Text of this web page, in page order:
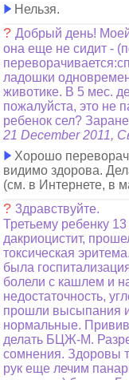
Нельзя.
?Добрый день!
она еще не сидит -
ладошки
животике. В 5 мес.
пожалуйста, это не
ребенок сел?
21 December 2011,
Хорошо
видимо здорова.
(см. в Интернете, в
?3дравствуйте.
Третьему ребенку
дакриоцистит,
токсическая
была
болели с кашлем и
недостаточность,
прошли высыпания
нормальные.
делать БЦЖ-М.
сомнения. Здоровы
рук еще лечим